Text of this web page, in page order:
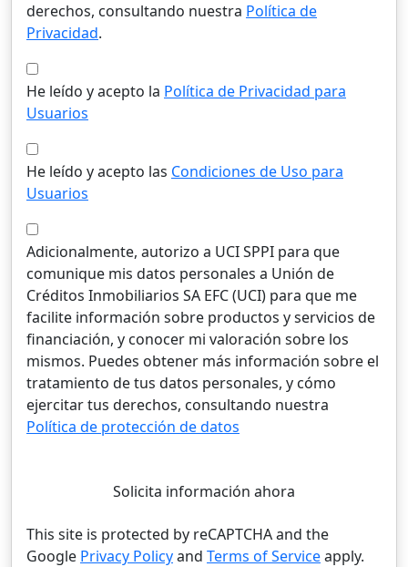
derechos, consultando nuestra Política de
Privacidad.
He leído y acepto la Política de Privacidad para
Usuarios
He leído y acepto las Condiciones de Uso para
Usuarios
Adicionalmente, autorizo a UCI SPPI para que
comunique mis datos personales a Unión de
Créditos Inmobiliarios SA EFC (UCI) para que me
facilite información sobre productos y servicios de
financiación, y conocer mi valoración sobre los
mismos. Puedes obtener más información sobre el
tratamiento de tus datos personales, y cómo
ejercitar tus derechos, consultando nuestra
Política de protección de datos
Solicita información ahora
This site is protected by reCAPTCHA and the
Google Privacy Policyand Terms of Serviceapply.